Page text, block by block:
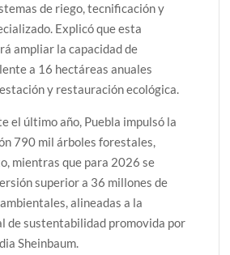
de riego, tecnificación y
Explicó que esta
ampliar la capacidad de
a 16 hectáreas anuales
y restauración ecológica.
el último año, Puebla impulsó la
790 mil árboles forestales,
mientras que para 2026 se
superior a 36 millones de
alineadas a la
de sustentabilidad promovida por
Sheinbaum.